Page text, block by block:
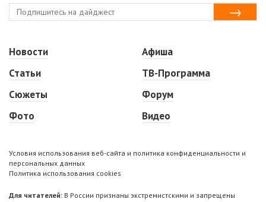
Новости
Статьи
Сюжеты
Фото
Афиша
ТВ-Программа
Форум
Видео
Условия использования веб-сайта и политика конфиденциальности и
персональных данных
Политика использования cookies
Для читателей: В России признаны экстремистскими и запрещены